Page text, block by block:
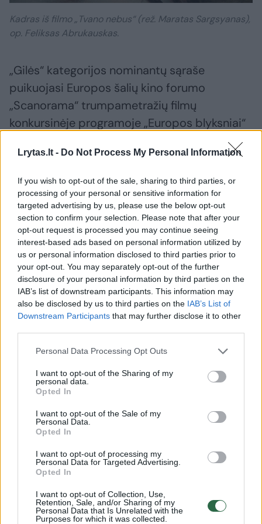
Lrytas.lt - Do Not Process My Personal Information
If you wish to opt-out of the sale, sharing to third parties, or
processing of your personal or sensitive information for
targeted advertising by us, please use the below opt-out
section to confirm your selection. Please note that after your
opt-out request is processed you may continue seeing
interest-based ads based on personal information utilized by
us or personal information disclosed to third parties prior to
your opt-out. You may separately opt-out of the further
disclosure of your personal information by third parties on the
IAB’s list of downstream participants. This information may
also be disclosed by us to third parties on the IAB’s List of
Downstream Participants that may further disclose it to other
Personal Data Processing Opt Outs
I want to opt-out of the Sharing of my
personal data.
Opted In
I want to opt-out of the Sale of my
Personal Data.
Opted In
I want to opt-out of processing my
Personal Data for Targeted Advertising.
Opted In
I want to opt-out of Collection, Use,
Retention, Sale, and/or Sharing of my
Personal Data that Is Unrelated with the
Purposes for which it was collected.
Kadras iš filmo „Tvano nebus“ (rež. Maratas Sargsyanas),
op. Feliksas Abrukauskas.
„Gilės“ kategorijos nominantų sąraše
puikuojasi Europos šalių kino forumo
„Scanorama“ trumpametražių filmų
konkursinėje programoje „Europos blyksniai“
geriausio lietuviško filmo titulą pelnęs Arno
Balčiūno „Blausos“ (op. Milda Juodvalkytė),
šių metų „Kino pavasario“ konkursinėje
programoje „Trumpas konkursas“ rodytas
Eglės Razumaitės „Krytis“ ir Viktoro Gineičio
„Nuosėdos“ (op. Jokūbas Miškinis).
Susiję straipsniai
Filmo apie Antaną Sutkų
operatorius: „Kai atsukdavau
kamerą, jis atsukdavo savąją į
mane“
Filme
stebina